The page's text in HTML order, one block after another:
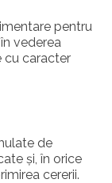
pentru
vederea
cu caracter
de
și, în orice
cererii.